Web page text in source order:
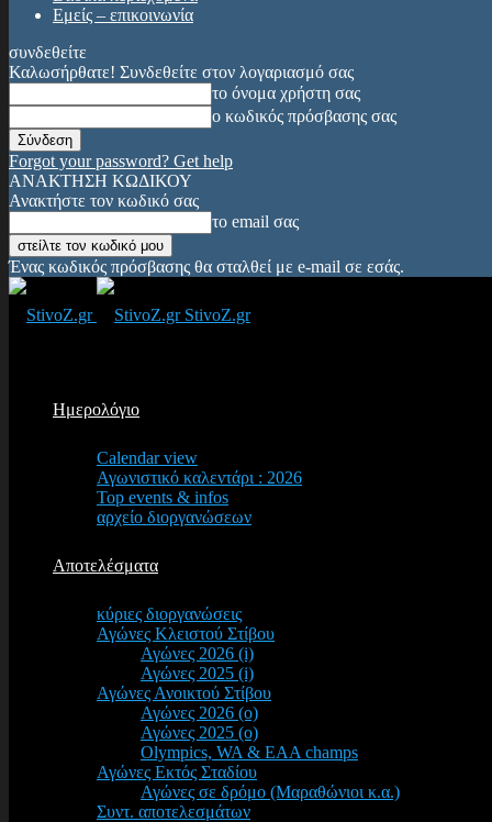
Εμείς – επικοινωνία
συνδεθείτε
Καλωσήρθατε! Συνδεθείτε στον λογαριασμό σας
το όνομα χρήστη σας
ο κωδικός πρόσβασης σας
Forgot your password? Get help
ΑΝΑΚΤΗΣΗ ΚΩΔΙΚΟΥ
Ανακτήστε τον κωδικό σας
το email σας
Ένας κωδικός πρόσβασης θα σταλθεί με e-mail σε εσάς.
StivoZ.gr
Ημερολόγιο
Calendar view
Αγωνιστικό καλεντάρι : 2026
Top events & infos
αρχείο διοργανώσεων
Αποτελέσματα
κύριες διοργανώσεις
Αγώνες Κλειστού Στίβου
Αγώνες 2026 (i)
Αγώνες 2025 (i)
Αγώνες Ανοικτού Στίβου
Αγώνες 2026 (o)
Αγώνες 2025 (o)
Olympics, WA & EAA champs
Αγώνες Εκτός Σταδίου
Αγώνες σε δρόμο (Μαραθώνιοι κ.α.)
Συντ. αποτελεσμάτων